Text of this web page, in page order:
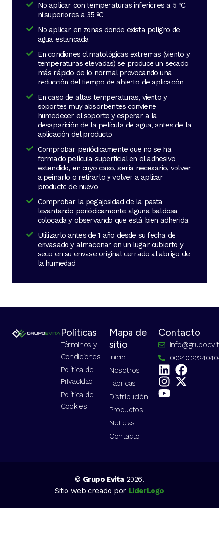
No aplicar con temperaturas inferiores a 5 ºC
ni superiores a 35 ºC
No aplicar en zonas donde exista peligro de
agua estancada
En condiones climatológicas extremas (viento y
temperaturas elevadas) se produce un secado
más rápido de lo normal provocando una
reducción del tiempo de abierto de aplicación
En caso de altas temperaturas, viento y
soportes muy absorbentes conviene
humedecer el soporte y esperar a la
desaparición de la película de agua, antes de la
aplicación del producto
Comprobar periódicamente que no se ha
formado película superficial en el adhesivo
extendido, en cuyo caso, sería necesario, volver
a peinarlo o retirarlo y volver a aplicar
producto de nuevo
Comprobar la pegajosidad de la pasta
levantando periódicamente alguna baldosa
colocada y observando que está bien adherida
Utilizarlo antes de 1 año desde su fecha de
envasado y almacenar en un lugar cubierto y
seco en su envase original cerrado al abrigo de
la humedad
Políticas
Términos y
Condiciones
Política de
Privacidad
Política de
Cookies
Mapa de
sitio
Inicio
Nosotros
Fábricas
Distribución
Productos
Noticias
Contacto
Contacto
© Grupo Evita 2026.
Sitio web creado por LiderLogo